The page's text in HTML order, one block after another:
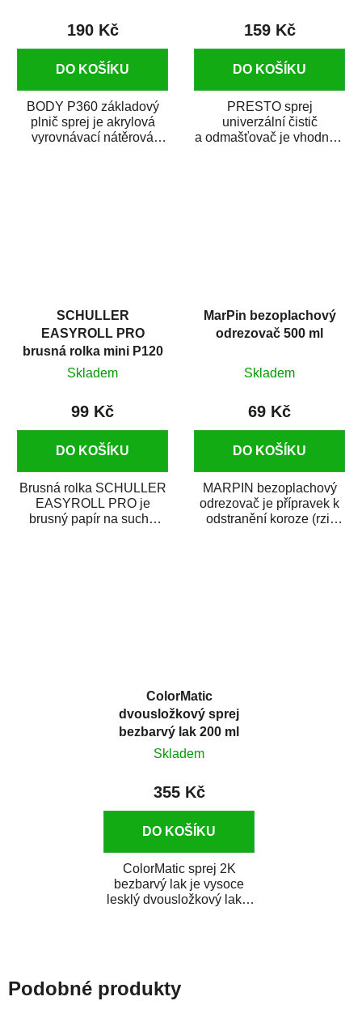
190 Kč
DO KOŠÍKU
BODY P360 základový
plnič sprej je akrylová
vyrovnávací nátěrová
159 Kč
DO KOŠÍKU
PRESTO sprej
univerzální čistič
a odmašťovač je vhodný k
SCHULLER
EASYROLL PRO
brusná rolka mini P120
Skladem
99 Kč
DO KOŠÍKU
Brusná rolka SCHULLER
EASYROLL PRO je
brusný papír na suché
MarPin bezoplachový
odrezovač 500 ml
Skladem
69 Kč
DO KOŠÍKU
MARPIN bezoplachový
odrezovač je přípravek k
odstranění koroze (rzi)
ColorMatic
dvousložkový sprej
bezbarvý lak 200 ml
Skladem
355 Kč
DO KOŠÍKU
ColorMatic sprej 2K
bezbarvý lak je vysoce
lesklý dvousložkový lak s
Podobné produkty